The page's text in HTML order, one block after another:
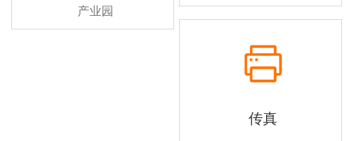
产业园
传真